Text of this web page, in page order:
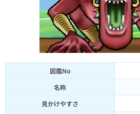
図鑑No
名称
見かけやすさ